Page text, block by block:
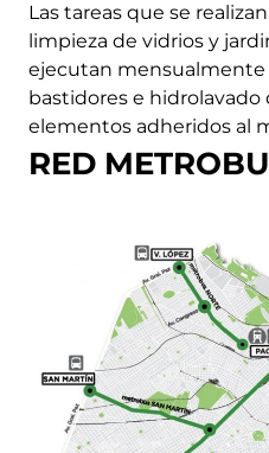
Las tareas que se
limpieza de vidrios y
ejecutan mensualmente
bastidores e hidrolavado
elementos adheridos al
RED